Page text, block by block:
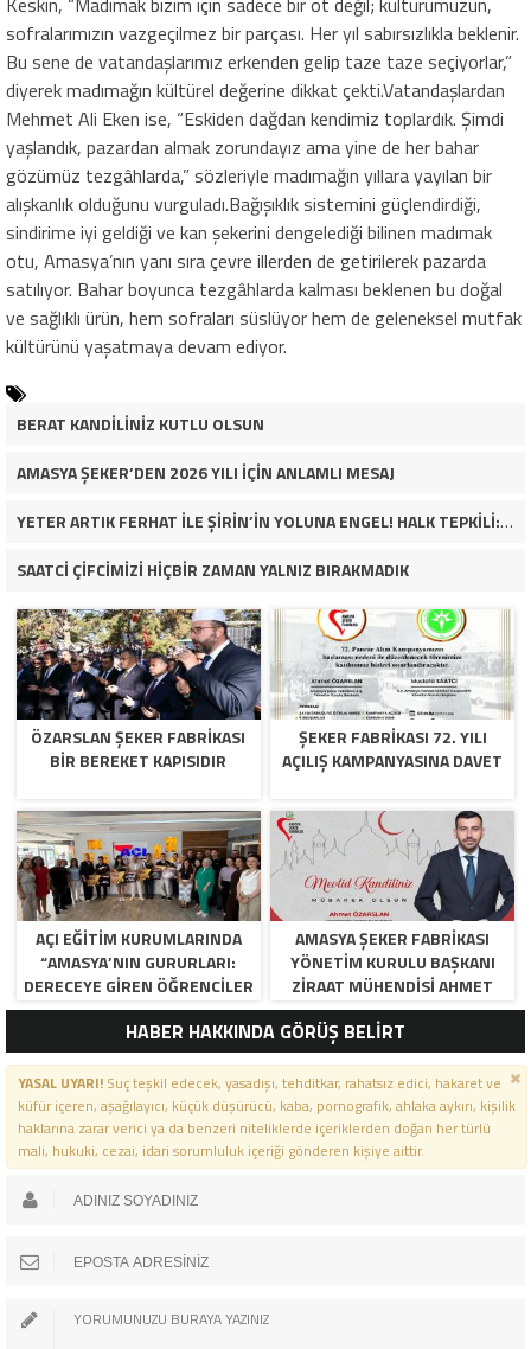
sofralarımızın vazgeçilmez bir parçası. Her yıl sabırsızlıkla beklenir.
Bu sene de vatandaşlarımız erkenden gelip taze taze seçiyorlar,”
diyerek madımağın kültürel değerine dikkat çekti.Vatandaşlardan
Mehmet Ali Eken ise, “Eskiden dağdan kendimiz toplardık. Şimdi
yaşlandık, pazardan almak zorundayız ama yine de her bahar
gözümüz tezgâhlarda,” sözleriyle madımağın yıllara yayılan bir
alışkanlık olduğunu vurguladı.Bağışıklık sistemini güçlendirdiği,
sindirime iyi geldiği ve kan şekerini dengelediği bilinen madımak
otu, Amasya’nın yanı sıra çevre illerden de getirilerek pazarda
satılıyor. Bahar boyunca tezgâhlarda kalması beklenen bu doğal
ve sağlıklı ürün, hem sofraları süslüyor hem de geleneksel mutfak
kültürünü yaşatmaya devam ediyor.
BERAT KANDİLİNİZ KUTLU OLSUN
AMASYA ŞEKER’DEN 2026 YILI İÇİN ANLAMLI MESAJ
YETER ARTIK FERHAT İLE ŞİRİN’İN YOLUNA ENGEL! HALK TEPKİLİ: “YOLU KAPATMAK ÇÖZÜM DEĞİL, GÖREVİNİ YAP!”
SAATCİ ÇİFCİMİZİ HİÇBİR ZAMAN YALNIZ BIRAKMADIK
ÖZARSLAN ŞEKER FABRİKASI
BİR BEREKET KAPISIDIR
ŞEKER FABRİKASI 72. YILI
AÇILIŞ KAMPANYASINA DAVET
AÇI EĞİTİM KURUMLARINDA
“AMASYA’NIN GURURLARI:
DERECEYE GIREN ÖĞRENCILER
İÇIN ANLAMLI TÖREN”
AMASYA ŞEKER FABRIKASI
YÖNETIM KURULU BAŞKANI
ZIRAAT MÜHENDISI AHMET
ÖZARSLAN’IN MEVLID KANDILI
MESAJI
HABER HAKKINDA GÖRÜŞ BELİRT
YASAL UYARI!Suç teşkil edecek, yasadışı, tehditkar, rahatsız edici, hakaret ve
küfür içeren, aşağılayıcı, küçük düşürücü, kaba, pornografik, ahlaka aykırı, kişilik
haklarına zarar verici ya da benzeri niteliklerde içeriklerden doğan her türlü
mali, hukuki, cezai, idari sorumluluk içeriği gönderen kişiye aittir.